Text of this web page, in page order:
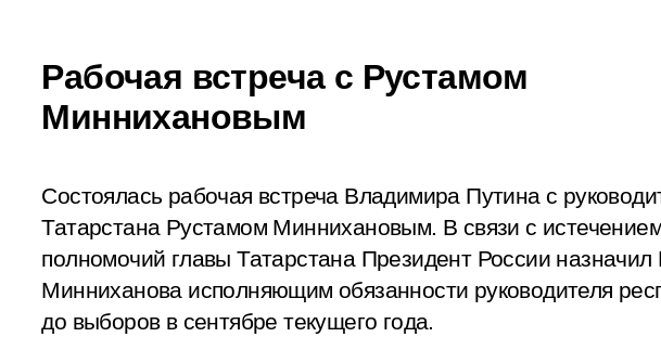
Рабочая встреча с Рустамом
Миннихановым
Состоялась рабочая встреча Владимира Путина с
Татарстана Рустамом Миннихановым. В связи с
полномочий главы Татарстана Президент России назначил
Минниханова исполняющим обязанности руководителя
до выборов в сентябре текущего года.